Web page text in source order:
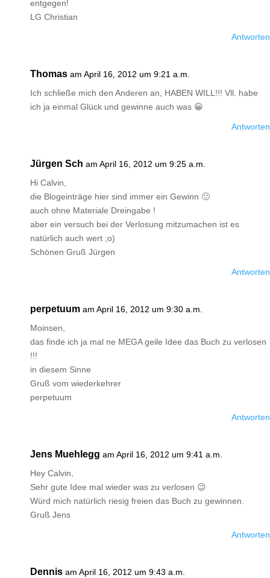
entgegen!
LG Christian
Antworten
Thomas am April 16, 2012 um 9:21 a.m.
Ich schließe mich den Anderen an, HABEN WILL!!! Vll. habe
ich ja einmal Glück und gewinne auch was 😀
Antworten
Jürgen Sch am April 16, 2012 um 9:25 a.m.
Hi Calvin,
die Blogeinträge hier sind immer ein Gewinn 🙂
auch ohne Materiale Dreingabe !
aber ein versuch bei der Verlosung mitzumachen ist es
natürlich auch wert ;o)
Schönen Gruß Jürgen
Antworten
perpetuum am April 16, 2012 um 9:30 a.m.
Moinsen,
das finde ich ja mal ne MEGA geile Idee das Buch zu verlosen
!!!
in diesem Sinne
Gruß vom wiederkehrer
perpetuum
Antworten
Jens Muehlegg am April 16, 2012 um 9:41 a.m.
Hey Calvin,
Sehr gute Idee mal wieder was zu verlosen 😉
Würd mich natürlich riesig freien das Buch zu gewinnen.
Gruß Jens
Antworten
Dennis am April 16, 2012 um 9:43 a.m.